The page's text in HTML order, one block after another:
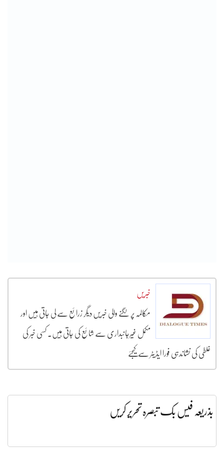
خبریں
مکالمہ پر لگنے والی خبریں دیگر زرائع سے لی جاتی ہیں اور
مکمل غیرجانبداری سے شائع کی جاتی ہیں۔ کسی خبر کی
غلطی کی نشاندہی فورا ایڈیٹر سے کیجئے
بذریعہ فیس بک تبصرہ تحریر کریں